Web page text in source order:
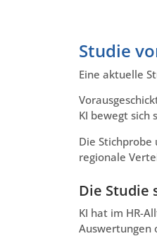
Studie
Eine aktuelle
KI bewegt sich
Die
regionale
Die Studie
KI hat im HR-
Auswertungen